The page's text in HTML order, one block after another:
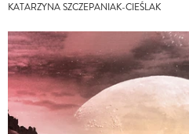
KATARZYNA SZCZEPANIAK-CIEŚLAK